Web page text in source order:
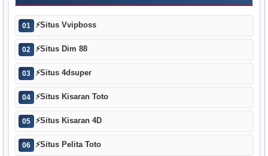
01 ⚡Situs Vvipboss
02 ⚡Situs Dim 88
03 ⚡Situs 4dsuper
04 ⚡Situs Kisaran Toto
05 ⚡Situs Kisaran 4D
06 ⚡Situs Pelita Toto